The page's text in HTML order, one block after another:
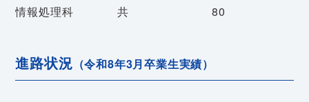
情報処理科 共 80
進路状況 （令和8年3月卒業生実績）